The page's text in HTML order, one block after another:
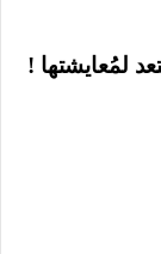
لمُعايشتها !